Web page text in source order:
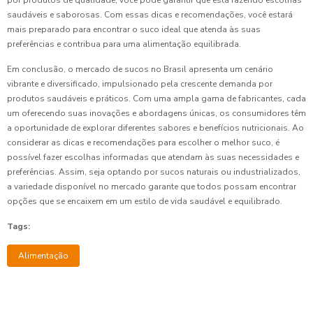
saudáveis e saborosas. Com essas dicas e recomendações, você estará
mais preparado para encontrar o suco ideal que atenda às suas
preferências e contribua para uma alimentação equilibrada.
Em conclusão, o mercado de sucos no Brasil apresenta um cenário
vibrante e diversificado, impulsionado pela crescente demanda por
produtos saudáveis e práticos. Com uma ampla gama de fabricantes, cada
um oferecendo suas inovações e abordagens únicas, os consumidores têm
a oportunidade de explorar diferentes sabores e benefícios nutricionais. Ao
considerar as dicas e recomendações para escolher o melhor suco, é
possível fazer escolhas informadas que atendam às suas necessidades e
preferências. Assim, seja optando por sucos naturais ou industrializados,
a variedade disponível no mercado garante que todos possam encontrar
opções que se encaixem em um estilo de vida saudável e equilibrado.
Tags:
Alimentação